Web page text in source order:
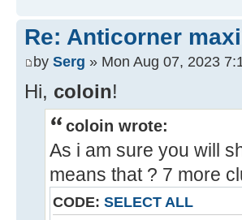
Re: Anticorner
by Serg » Mon Aug 07, 2023
Hi, coloin!
coloin wrote:
As i am sure you will
means that ? 7 more
CODE: SELECT ALL